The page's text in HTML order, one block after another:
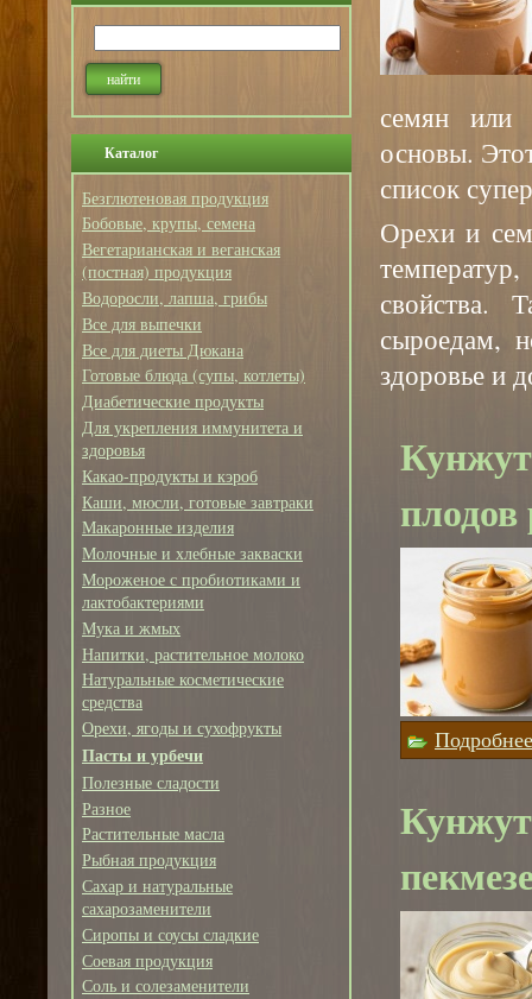
Каталог
Безглютеновая продукция
Бобовые, крупы, семена
Вегетарианская и веганская
(постная) продукция
Водоросли, лапша, грибы
Все для выпечки
Все для диеты Дюкана
Готовые блюда (супы, котлеты)
Диабетические продукты
Для укрепления иммунитета и
здоровья
Какао-продукты и кэроб
Каши, мюсли, готовые завтраки
Макаронные изделия
Молочные и хлебные закваски
Мороженое с пробиотиками и
лактобактериями
Мука и жмых
Напитки, растительное молоко
Натуральные косметические
средства
Орехи, ягоды и сухофрукты
Пасты и урбечи
Полезные сладости
Разное
Растительные масла
Рыбная продукция
Сахар и натуральные
сахарозаменители
Сиропы и соусы сладкие
Соевая продукция
Соль и солезаменители
семян или
основы.
список
Орехи и
свойства.
сыроедам,
здоровье и
плодов
Подробнее